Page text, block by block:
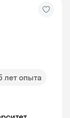
лет опыта